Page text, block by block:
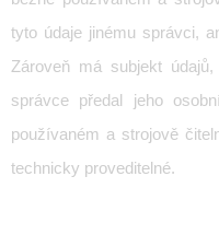
tyto údaje jinému správci,
Zároveň má subjekt
správce předal jeho
používaném a strojově
technicky proveditelné.